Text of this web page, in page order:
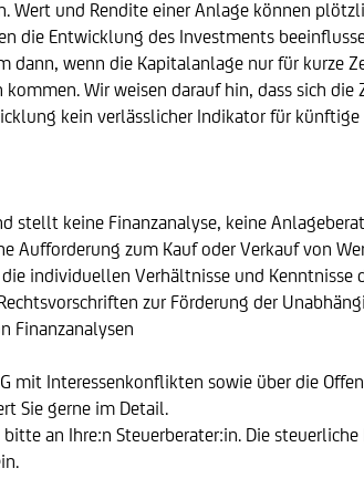
Wert und Rendite einer Anlage können
die Entwicklung des Investments
wenn die Kapitalanlage nur für kurze
Wir weisen darauf hin, dass sich die
kein verlässlicher Indikator für
stellt keine Finanzanalyse, keine
zum Kauf oder Verkauf von
individuellen Verhältnisse und Kenntnisse
zur Förderung der
Finanzanalysen
mit Interessenkonflikten sowie über die
Sie gerne im Detail.
an Ihre:n Steuerberater:in. Die